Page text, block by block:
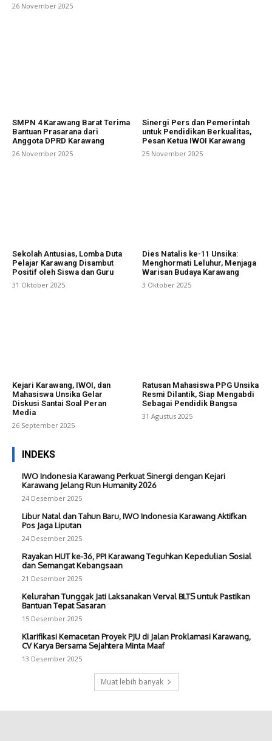
26 November 2025
SMPN 4 Karawang Barat Terima
Bantuan Prasarana dari
Anggota DPRD Karawang
26 November 2025
Sinergi Pers dan Pemerintah
untuk Pendidikan Berkualitas,
Pesan Ketua IWOI Karawang
25 November 2025
Sekolah Antusias, Lomba Duta
Pelajar Karawang Disambut
Positif oleh Siswa dan Guru
31 Oktober 2025
Dies Natalis ke-11 Unsika:
Menghormati Leluhur, Menjaga
Warisan Budaya Karawang
3 Oktober 2025
Kejari Karawang, IWOI, dan
Mahasiswa Unsika Gelar
Diskusi Santai Soal Peran
Media
26 September 2025
Ratusan Mahasiswa PPG Unsika
Resmi Dilantik, Siap Mengabdi
Sebagai Pendidik Bangsa
31 Agustus 2025
INDEKS
IWO Indonesia Karawang Perkuat Sinergi dengan Kejari
Karawang Jelang Run Humanity 2026
24 Desember 2025
Libur Natal dan Tahun Baru, IWO Indonesia Karawang Aktifkan
Pos Jaga Liputan
24 Desember 2025
Rayakan HUT ke-36, PPI Karawang Teguhkan Kepedulian Sosial
dan Semangat Kebangsaan
21 Desember 2025
Kelurahan Tunggak Jati Laksanakan Verval BLTS untuk Pastikan
Bantuan Tepat Sasaran
15 Desember 2025
Klarifikasi Kemacetan Proyek PJU di Jalan Proklamasi Karawang,
CV Karya Bersama Sejahtera Minta Maaf
13 Desember 2025
Muat lebih banyak